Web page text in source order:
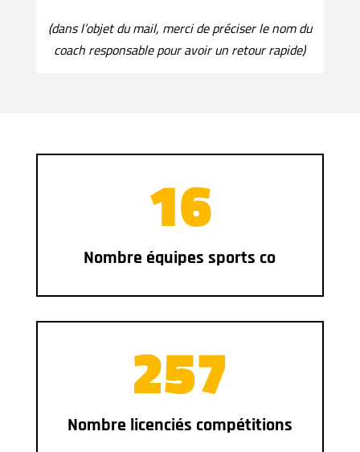
(dans l’objet du mail, merci de préciser le nom du
coach responsable pour avoir un retour rapide)
16
Nombre équipes sports co
257
Nombre licenciés compétitions